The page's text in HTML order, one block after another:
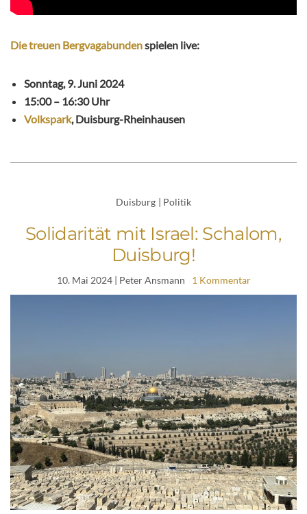
Die treuen Bergvagabundenspielen live:
Sonntag, 9. Juni 2024
15:00 – 16:30 Uhr
Volkspark, Duisburg-Rheinhausen
Duisburg | Politik
Solidarität mit Israel: Schalom,
Duisburg!
10. Mai 2024| Peter Ansmann 1 Kommentar